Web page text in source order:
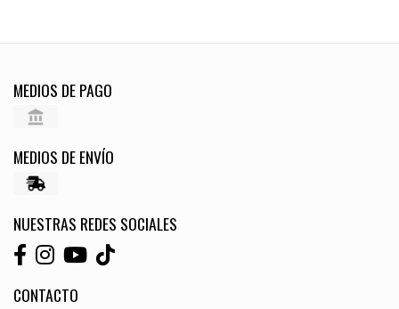
MEDIOS DE PAGO
MEDIOS DE ENVÍO
NUESTRAS REDES SOCIALES
CONTACTO